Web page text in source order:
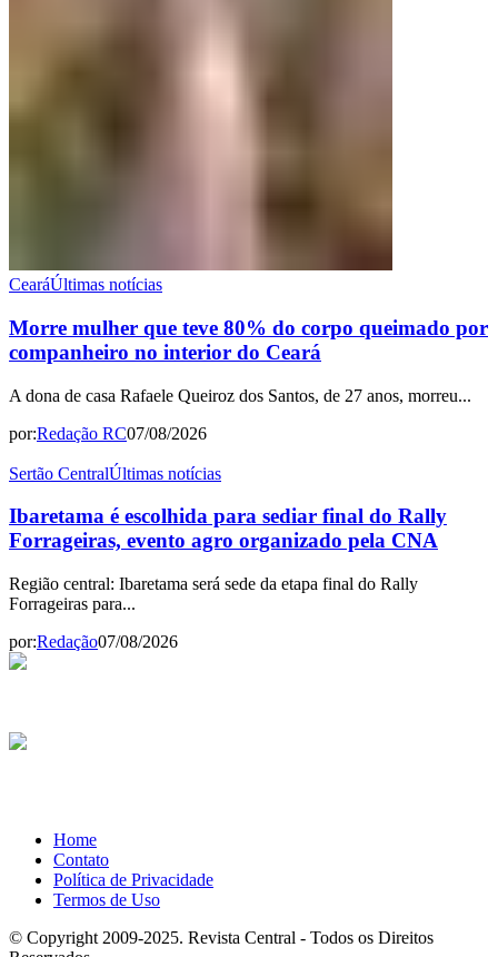
CearáÚltimas notícias
Morre mulher que teve 80% do corpo queimado por
companheiro no interior do Ceará
A dona de casa Rafaele Queiroz dos Santos, de 27 anos, morreu...
por:Redação RC07/08/2026
Sertão CentralÚltimas notícias
Ibaretama é escolhida para sediar final do Rally
Forrageiras, evento agro organizado pela CNA
Região central: Ibaretama será sede da etapa final do Rally
Forrageiras para...
por:Redação07/08/2026
Home
Contato
Política de Privacidade
Termos de Uso
© Copyright 2009-2025. Revista Central - Todos os Direitos